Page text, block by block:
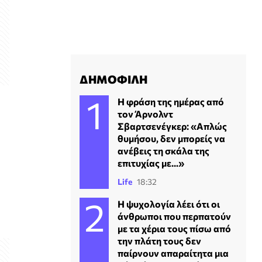
ΔΗΜΟΦΙΛΗ
Η φράση της ημέρας από
τον Άρνολντ
Σβαρτσενέγκερ: «Απλώς
θυμήσου, δεν μπορείς να
ανέβεις τη σκάλα της
επιτυχίας με...»
Life 18:32
Η ψυχολογία λέει ότι οι
άνθρωποι που περπατούν
με τα χέρια τους πίσω από
την πλάτη τους δεν
παίρνουν απαραίτητα μια